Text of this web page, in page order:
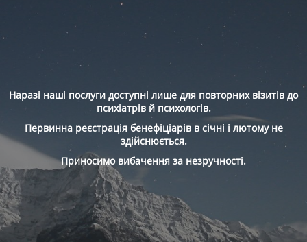
Наразі наші послуги доступні лише для повторних візитів до
психіатрів й психологів.
Первинна реєстрація бенефіціарів в січні і лютому не
здійснюється.
Приносимо вибачення за незручності.